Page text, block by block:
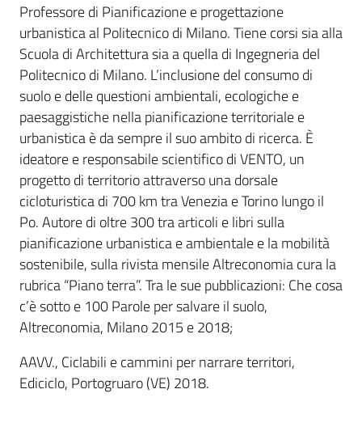
Professore di Pianificazione e progettazione
urbanistica al Politecnico di Milano. Tiene corsi sia alla
Scuola di Architettura sia a quella di Ingegneria del
Politecnico di Milano. L’inclusione del consumo di
suolo e delle questioni ambientali, ecologiche e
paesaggistiche nella pianificazione territoriale e
urbanistica è da sempre il suo ambito di ricerca. È
ideatore e responsabile scientifico di VENTO, un
progetto di territorio attraverso una dorsale
cicloturistica di 700 km tra Venezia e Torino lungo il
Po. Autore di oltre 300 tra articoli e libri sulla
pianificazione urbanistica e ambientale e la mobilità
sostenibile, sulla rivista mensile Altreconomia cura la
rubrica “Piano terra”. Tra le sue pubblicazioni: Che cosa
c’è sotto e 100 Parole per salvare il suolo,
Altreconomia, Milano 2015 e 2018;
AAVV., Ciclabili e cammini per narrare territori,
Ediciclo, Portogruaro (VE) 2018.